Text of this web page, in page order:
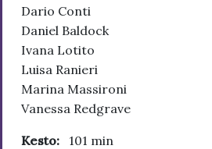
Dario Conti
Daniel Baldock
Ivana Lotito
Luisa Ranieri
Marina Massironi
Vanessa Redgrave
Kesto: 101 min